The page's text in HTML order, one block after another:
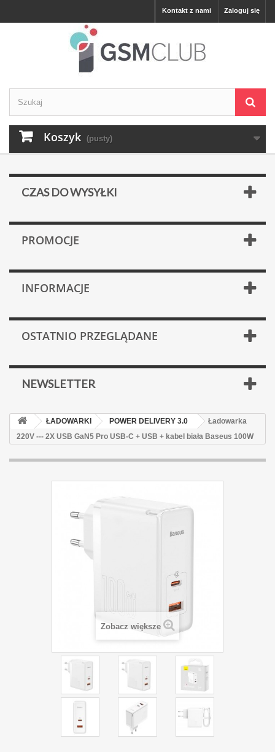
Zaloguj się
Kontakt z nami
Koszyk (pusty)
CZAS DO WYSYŁKI
PROMOCJE
INFORMACJE
OSTATNIO PRZEGLĄDANE
NEWSLETTER
ŁADOWARKI POWER DELIVERY 3.0
Ładowarka
220V --- 2X USB GaN5 Pro USB-C + USB + kabel biała Baseus 100W
Zobacz większe